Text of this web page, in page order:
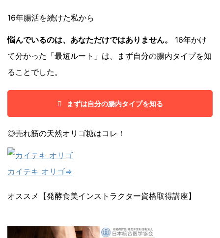
16年腸活を続けた私から
悩んでいるのは、あなただけではありません。
16年かけ
て分かった「最短ルート」は、まず自分の腸内タイプを知
ることでした。
まずは自分の腸内タイプを知る
◎売れ筋の天然オリゴ糖はコレ！
カイテキ オリゴ⇒
オススメ【発酵食美インストラクター資格取得講座】